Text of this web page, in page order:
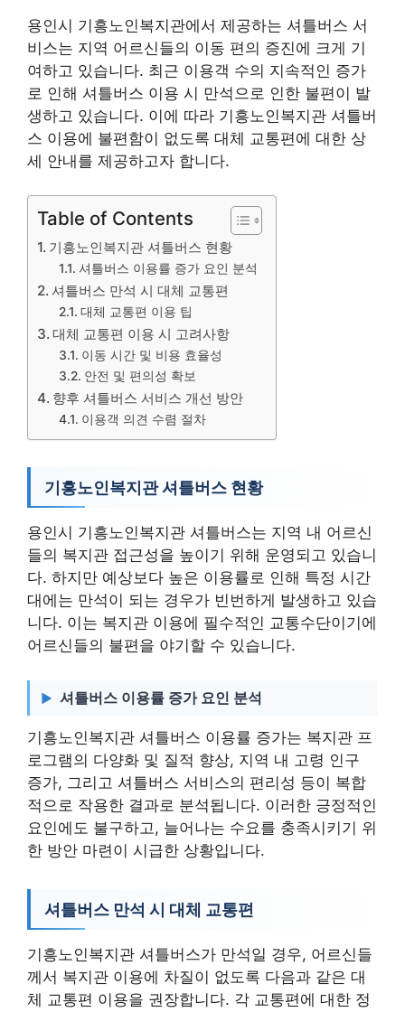
용인시 기흥노인복지관에서 제공하는 셔틀버스 서
비스는 지역 어르신들의 이동 편의 증진에 크게 기
여하고 있습니다. 최근 이용객 수의 지속적인 증가
로 인해 셔틀버스 이용 시 만석으로 인한 불편이 발
생하고 있습니다. 이에 따라 기흥노인복지관 셔틀버
스 이용에 불편함이 없도록 대체 교통편에 대한 상
세 안내를 제공하고자 합니다.
Table of Contents
기흥노인복지관 셔틀버스 현황
셔틀버스 이용률 증가 요인 분석
셔틀버스 만석 시 대체 교통편
대체 교통편 이용 팁
대체 교통편 이용 시 고려사항
이동 시간 및 비용 효율성
안전 및 편의성 확보
향후 셔틀버스 서비스 개선 방안
이용객 의견 수렴 절차
기흥노인복지관 셔틀버스 현황
용인시 기흥노인복지관 셔틀버스는 지역 내 어르신
들의 복지관 접근성을 높이기 위해 운영되고 있습니
다. 하지만 예상보다 높은 이용률로 인해 특정 시간
대에는 만석이 되는 경우가 빈번하게 발생하고 있습
니다. 이는 복지관 이용에 필수적인 교통수단이기에
어르신들의 불편을 야기할 수 있습니다.
셔틀버스 이용률 증가 요인 분석
기흥노인복지관 셔틀버스 이용률 증가는 복지관 프
로그램의 다양화 및 질적 향상, 지역 내 고령 인구
증가, 그리고 셔틀버스 서비스의 편리성 등이 복합
적으로 작용한 결과로 분석됩니다. 이러한 긍정적인
요인에도 불구하고, 늘어나는 수요를 충족시키기 위
한 방안 마련이 시급한 상황입니다.
셔틀버스 만석 시 대체 교통편
기흥노인복지관 셔틀버스가 만석일 경우, 어르신들
께서 복지관 이용에 차질이 없도록 다음과 같은 대
체 교통편 이용을 권장합니다. 각 교통편에 대한 정